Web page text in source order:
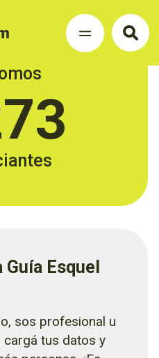
Esquel
sos profesional u
tus datos y